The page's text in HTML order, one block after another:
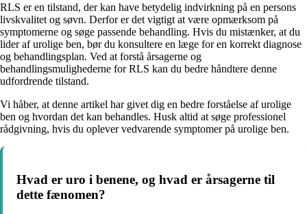
RLS er en tilstand, der kan have betydelig indvirkning på en persons
livskvalitet og søvn. Derfor er det vigtigt at være opmærksom på
symptomerne og søge passende behandling. Hvis du mistænker, at du
lider af urolige ben, bør du konsultere en læge for en korrekt diagnose
og behandlingsplan. Ved at forstå årsagerne og
behandlingsmulighederne for RLS kan du bedre håndtere denne
udfordrende tilstand.
Vi håber, at denne artikel har givet dig en bedre forståelse af urolige
ben og hvordan det kan behandles. Husk altid at søge professionel
rådgivning, hvis du oplever vedvarende symptomer på urolige ben.
Hvad er uro i benene, og hvad er årsagerne til
dette fænomen?